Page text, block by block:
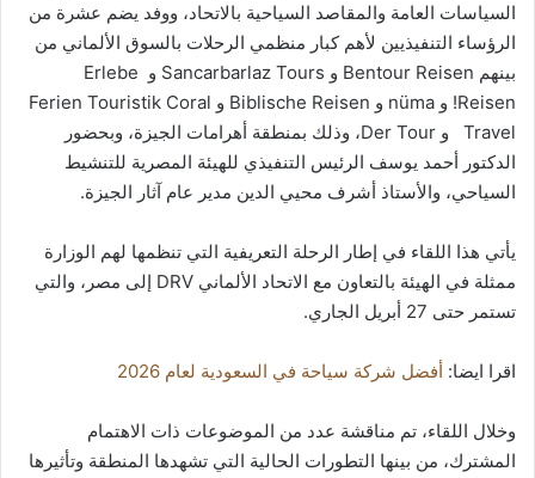
السياسات العامة والمقاصد السياحية بالاتحاد، ووفد يضم عشرة من
الرؤساء التنفيذيين لأهم كبار منظمي الرحلات بالسوق الألماني من
بينهم Bentour Reisen و Sancarbarlaz Tours و Erlebe
Reisen! و nüma و Biblische Reisen و Ferien Touristik Coral
Travel و Der Tour، وذلك بمنطقة أهرامات الجيزة، وبحضور
الدكتور أحمد يوسف الرئيس التنفيذي للهيئة المصرية للتنشيط
السياحي، والأستاذ أشرف محيي الدين مدير عام آثار الجيزة.
يأتي هذا اللقاء في إطار الرحلة التعريفية التي تنظمها لهم الوزارة
ممثلة في الهيئة بالتعاون مع الاتحاد الألماني DRV إلى مصر، والتي
تستمر حتى 27 أبريل الجاري.
اقرا ايضا: أفضل شركة سياحة في السعودية لعام 2026
وخلال اللقاء، تم مناقشة عدد من الموضوعات ذات الاهتمام
المشترك، من بينها التطورات الحالية التي تشهدها المنطقة وتأثيرها